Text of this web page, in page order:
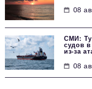
08
СМИ:
судов
из-за
08